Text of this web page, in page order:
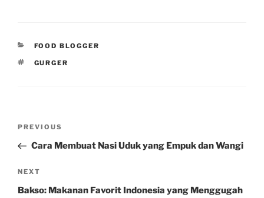
CATEGORIES
FOOD BLOGGER
TAGS
GURGER
Previous
Post
PREVIOUS
Cara Membuat Nasi Uduk yang Empuk dan Wangi
Next
Post
NEXT
Bakso: Makanan Favorit Indonesia yang Menggugah